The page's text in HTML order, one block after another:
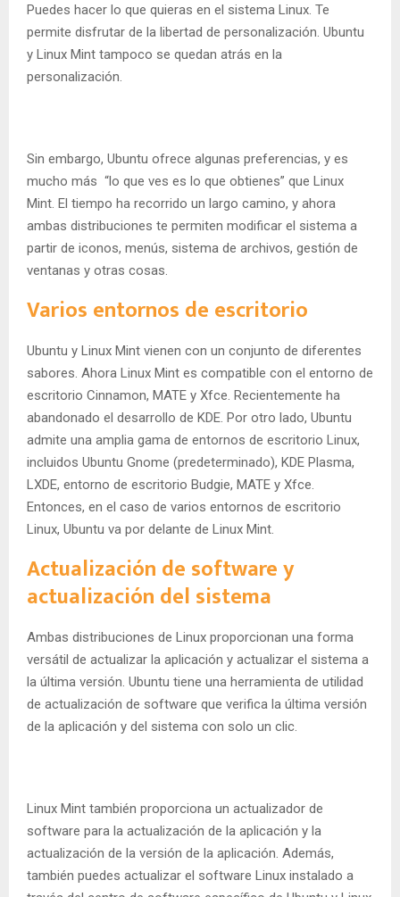
Puedes hacer lo que quieras en el sistema Linux. Te
permite disfrutar de la libertad de personalización. Ubuntu
y Linux Mint tampoco se quedan atrás en la
personalización.
Sin embargo, Ubuntu ofrece algunas preferencias, y es
mucho más “lo que ves es lo que obtienes” que Linux
Mint. El tiempo ha recorrido un largo camino, y ahora
ambas distribuciones te permiten modificar el sistema a
partir de iconos, menús, sistema de archivos, gestión de
ventanas y otras cosas.
Varios entornos de escritorio
Ubuntu y Linux Mint vienen con un conjunto de diferentes
sabores. Ahora Linux Mint es compatible con el entorno de
escritorio Cinnamon, MATE y Xfce. Recientemente ha
abandonado el desarrollo de KDE. Por otro lado, Ubuntu
admite una amplia gama de entornos de escritorio Linux,
incluidos Ubuntu Gnome (predeterminado), KDE Plasma,
LXDE, entorno de escritorio Budgie, MATE y Xfce.
Entonces, en el caso de varios entornos de escritorio
Linux, Ubuntu va por delante de Linux Mint.
Actualización de software y
actualización del sistema
Ambas distribuciones de Linux proporcionan una forma
versátil de actualizar la aplicación y actualizar el sistema a
la última versión. Ubuntu tiene una herramienta de utilidad
de actualización de software que verifica la última versión
de la aplicación y del sistema con solo un clic.
Linux Mint también proporciona un actualizador de
software para la actualización de la aplicación y la
actualización de la versión de la aplicación. Además,
también puedes actualizar el software Linux instalado a